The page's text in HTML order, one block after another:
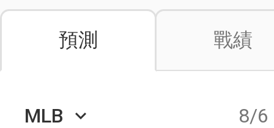
預測 戰績
MLB keyboard_arrow_down 8/6